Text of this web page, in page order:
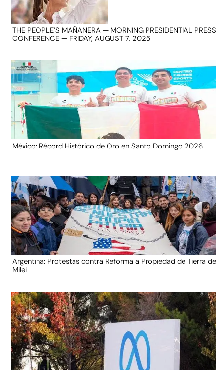
THE PEOPLE’S MAÑANERA — MORNING PRESIDENTIAL PRESS
CONFERENCE — FRIDAY, AUGUST 7, 2026
México: Récord Histórico de Oro en Santo Domingo 2026
Argentina: Protestas contra Reforma a Propiedad de Tierra de
Milei